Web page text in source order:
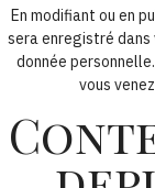
En modifiant ou en
sera enregistré dans
donnée
vous